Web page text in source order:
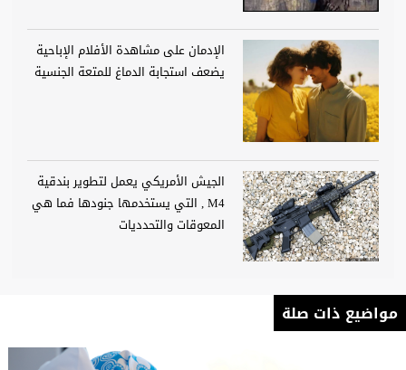
الإدمان على مشاهدة الأفلام الإباحية
يضعف استجابة الدماغ للمتعة الجنسية
الجيش الأمريكي يعمل لتطوير بندقية
M4 , التي يستخدمها جنودها فما هي
المعوقات والتحدديات
مواضيع ذات صلة